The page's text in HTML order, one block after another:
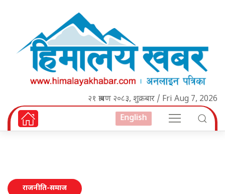
२१ श्रावण २०८३, शुक्रबार / Fri Aug 7, 2026
English
राजनीति-समाज